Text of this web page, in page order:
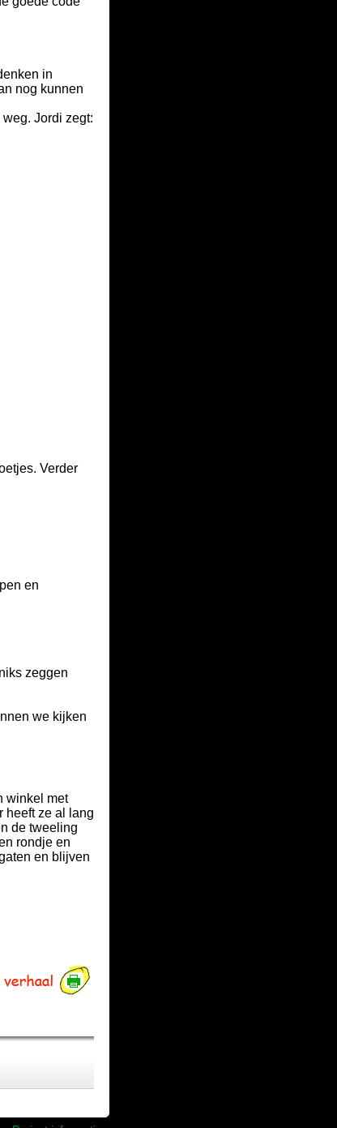
in
nog kunnen
Jordi zegt:
Verder
en
zeggen
we kijken
winkel met
heeft ze al lang
de tweeling
rondje en
en blijven